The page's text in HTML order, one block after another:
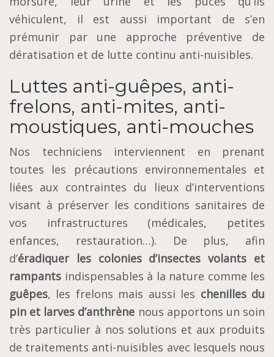
véhiculent, il est aussi important de s’en
prémunir par une approche préventive de
dératisation et de lutte continu anti-nuisibles.
Luttes anti-guêpes, anti-
frelons, anti-mites, anti-
moustiques, anti-mouches
Nos techniciens interviennent en prenant
toutes les précautions environnementales et
liées aux contraintes du lieux d’interventions
visant à préserver les conditions sanitaires de
vos infrastructures (médicales, petites
enfances, restauration…). De plus, afin
d’éradiquer les colonies d’insectes volants et
rampants indispensables à la nature comme les
guêpes, les frelons mais aussi les chenilles du
pin et larves d’anthrène nous apportons un soin
très particulier à nos solutions et aux produits
de traitements anti-nuisibles avec lesquels nous